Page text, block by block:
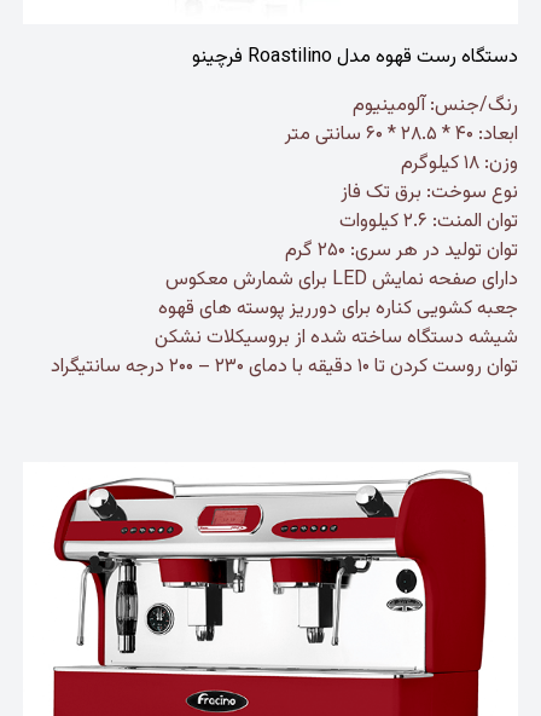
دستگاه رست قهوه مدل Roastilino فرچینو
رنگ/جنس: آلومینیوم
ابعاد: ۴۰ * ۲۸.۵ * ۶۰ سانتی متر
وزن: ۱۸ کیلوگرم
نوع سوخت: برق تک فاز
توان المنت: ۲.۶ کیلووات
توان تولید در هر سری: ۲۵۰ گرم
دارای صفحه نمایش LED برای شمارش معکوس
جعبه کشویی کناره برای دورریز پوسته های قهوه
شیشه دستگاه ساخته شده از بروسیکلات نشکن
توان روست کردن تا ۱۰ دقیقه با دمای ۲۳۰ – ۲۰۰ درجه سانتیگراد